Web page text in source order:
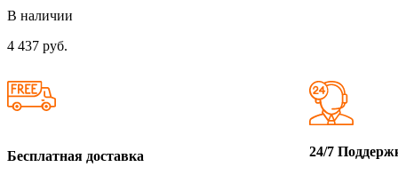
В наличии
4 437 руб.
Бесплатная доставка 24/7